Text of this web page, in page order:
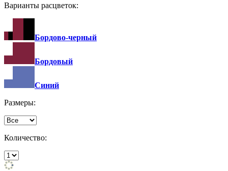
Варианты расцветок:
Бордово-черный
Бордовый
Синий
Размеры:
Количество: